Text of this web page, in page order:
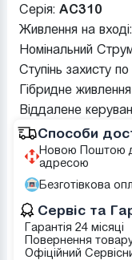
Серія: AC310
Живлення на вході:
Номінальний
Ступінь захисту
Гібридне
Віддалене
Способи
Новою Поштою
адресою
Безготівкова
Сервіс та
Гарантія 24 місяці
Повернення
Офіційний